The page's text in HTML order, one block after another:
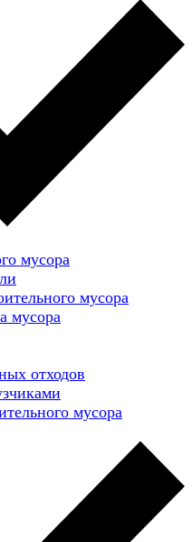
мусора
мусора
мусора
отходов
мусора